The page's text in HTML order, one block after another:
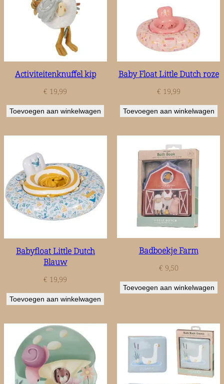
Activiteitenknuffel kip
€ 19,99
Toevoegen aan winkelwagen
Baby Float Little Dutch roze
€ 19,99
Toevoegen aan winkelwagen
Babyfloat Little Dutch
Blauw
€ 19,99
Toevoegen aan winkelwagen
Badboekje Farm
€ 9,50
Toevoegen aan winkelwagen